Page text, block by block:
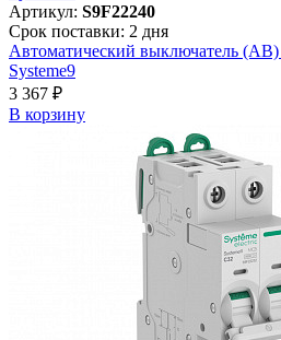
Артикул: S9F22240
Срок поставки: 2 дня
Автоматический выключатель
Systeme9
3 367 ₽
В корзинy